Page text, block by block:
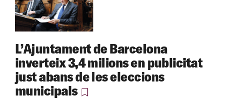
L’Ajuntament de Barcelona
inverteix 3,4 milions en publicitat
just abans de les eleccions
municipals